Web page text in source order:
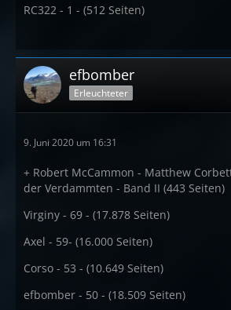
RC322 - 1 - (512 Seiten)
efbomber
Erleuchteter
9. Juni 2020 um 16:31
+ Robert McCammon - Matthew
der Verdammten - Band II (443 Seiten)
Virginy - 69 - (17.878 Seiten)
Axel - 59- (16.000 Seiten)
Corso - 53 - (10.649 Seiten)
efbomber - 50 - (18.509 Seiten)